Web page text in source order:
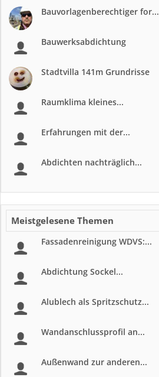
Bauvorlagenberechtiger for...
Bauwerksabdichtung
Stadtvilla 141m Grundrisse
Raumklima kleines...
Erfahrungen mit der...
Abdichten nachträglich...
Meistgelesene Themen
Fassadenreinigung WDVS:...
Abdichtung Sockel...
Alublech als Spritzschutz...
Wandanschlussprofil an...
Außenwand zur anderen...